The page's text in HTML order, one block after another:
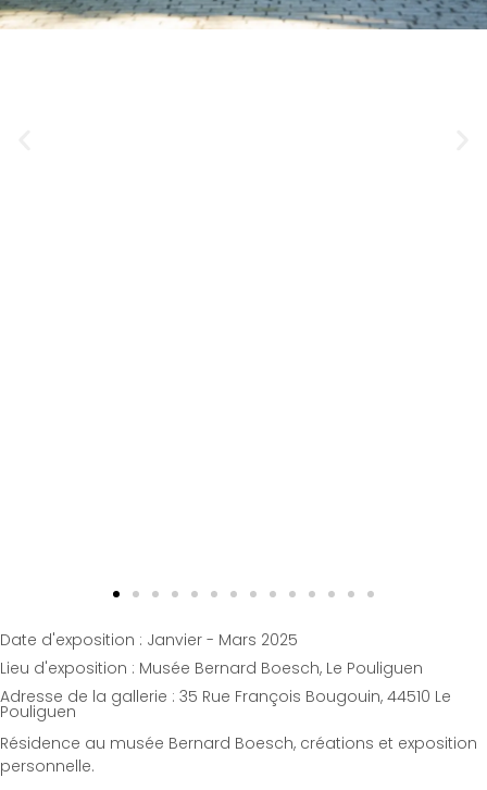
Date d'exposition : Janvier - Mars 2025
Lieu d'exposition : Musée Bernard Boesch, Le Pouliguen
Adresse de la gallerie : 35 Rue François Bougouin, 44510 Le
Pouliguen
Résidence au musée Bernard Boesch, créations et exposition
personnelle.